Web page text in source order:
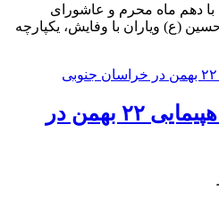
دهم ماه محرم و عاشورای
(ع) ویاران با وفایش، یکپارچه
روایت تصویری از راهپیمایی ۲۲ بهمن در